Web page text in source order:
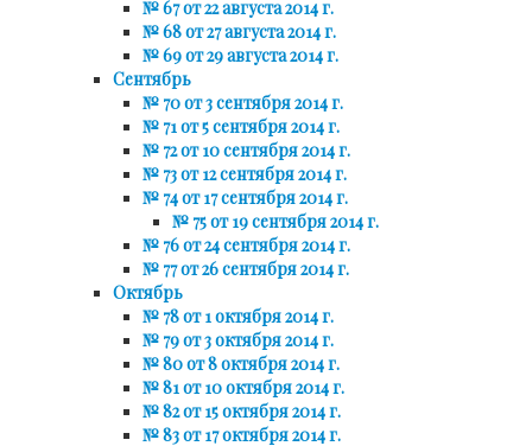
№ 67 от 22 августа 2014 г.
№ 68 от 27 августа 2014 г.
№ 69 от 29 августа 2014 г.
Сентябрь
№ 70 от 3 сентября 2014 г.
№ 71 от 5 сентября 2014 г.
№ 72 от 10 сентября 2014 г.
№ 73 от 12 сентября 2014 г.
№ 74 от 17 сентября 2014 г.
№ 75 от 19 сентября 2014 г.
№ 76 от 24 сентября 2014 г.
№ 77 от 26 сентября 2014 г.
Октябрь
№ 78 от 1 октября 2014 г.
№ 79 от 3 октября 2014 г.
№ 80 от 8 октября 2014 г.
№ 81 от 10 октября 2014 г.
№ 82 от 15 октября 2014 г.
№ 83 от 17 октября 2014 г.